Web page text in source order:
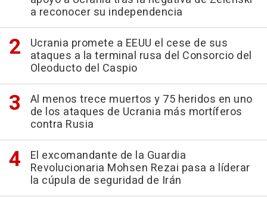
a reconocer su independencia
Ucrania promete a EEUU el cese de sus
ataques a la terminal rusa del Consorcio del
Oleoducto del Caspio
Al menos trece muertos y 75 heridos en uno
de los ataques de Ucrania más mortíferos
contra Rusia
El excomandante de la Guardia
Revolucionaria Mohsen Rezai pasa a líderar
la cúpula de seguridad de Irán